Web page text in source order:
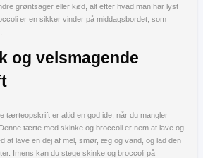
grøntsager eller kød, alt efter hvad man har lyst
er en sikker vinder på middagsbordet, som
og velsmagende
tærteopskrift er altid en god ide, når du mangler
tærte med skinke og broccoli er nem at lave og
at lave en dej af mel, smør, æg og vand, og lad den
Imens kan du stege skinke og broccoli på